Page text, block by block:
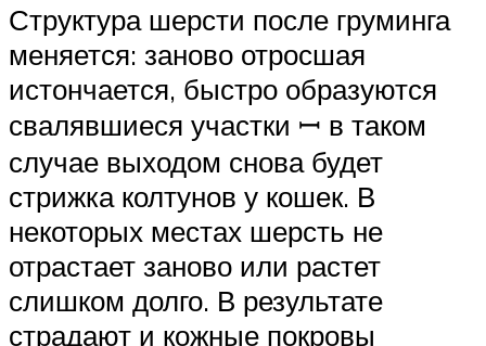
Структура шерсти после груминга
меняется: заново отросшая
истончается, быстро образуются
свалявшиеся участки ꟷ в таком
случае выходом снова будет
стрижка колтунов у кошек. В
некоторых местах шерсть не
отрастает заново или растет
слишком долго. В результате
страдают и кожные покровы